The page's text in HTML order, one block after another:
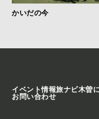
かいだの今
イベント情報旅ナビ木曽
お問い合わせ